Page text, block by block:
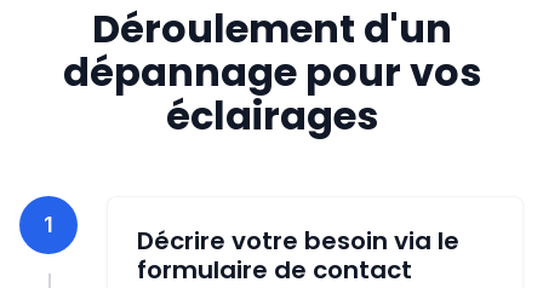
Déroulement d'un
dépannage pour vos
éclairages
1
Décrire votre besoin via le
formulaire de contact